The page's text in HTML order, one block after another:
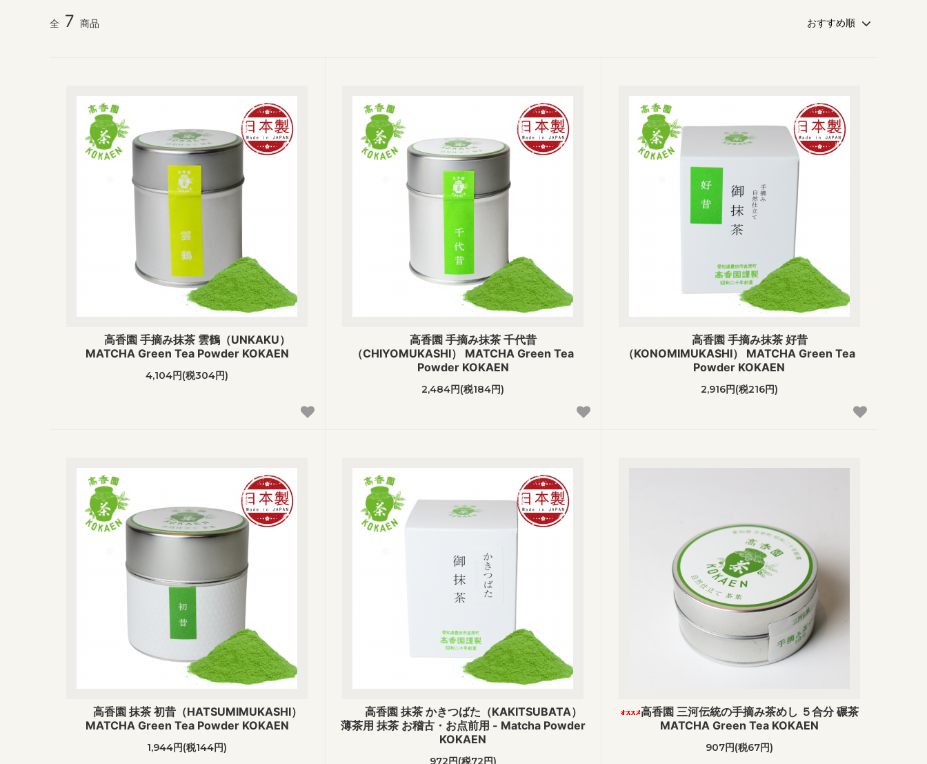
全 7 商品
高香園 手摘み抹茶 雲鶴（UNKAKU）
MATCHA Green Tea Powder KOKAEN
4,104円(税304円)
高香園 手摘み抹茶 千代昔
（CHIYOMUKASHI） MATCHA Green Tea
Powder KOKAEN
2,484円(税184円)
高香園 手摘み抹茶 好昔
（KONOMIMUKASHI） MATCHA Green Tea
Powder KOKAEN
2,916円(税216円)
高香園 抹茶 初昔（HATSUMIMUKASHI）
MATCHA Green Tea Powder KOKAEN
1,944円(税144円)
高香園 抹茶 かきつばた（KAKITSUBATA）
薄茶用 抹茶 お稽古・お点前用 - Matcha Powder
KOKAEN
972円(税72円)
高香園 三河伝統の手摘み茶めし ５合分 碾茶
MATCHA Green Tea KOKAEN
907円(税67円)